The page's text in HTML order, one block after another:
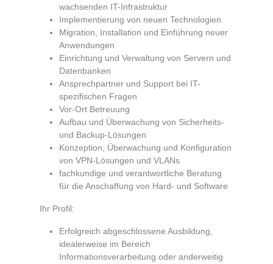
wachsenden IT-Infrastruktur
Implementierung von neuen Technologien
Migration, Installation und Einführung neuer
Anwendungen
Einrichtung und Verwaltung von Servern und
Datenbanken
Ansprechpartner und Support bei IT-
spezifischen Fragen
Vor-Ort Betreuung
Aufbau und Überwachung von Sicherheits-
und Backup-Lösungen
Konzeption, Überwachung und Konfiguration
von VPN-Lösungen und VLANs
fachkundige und verantwortliche Beratung
für die Anschaffung von Hard- und Software
Ihr Profil:
Erfolgreich abgeschlossene Ausbildung,
idealerweise im Bereich
Informationsverarbeitung oder anderweitig